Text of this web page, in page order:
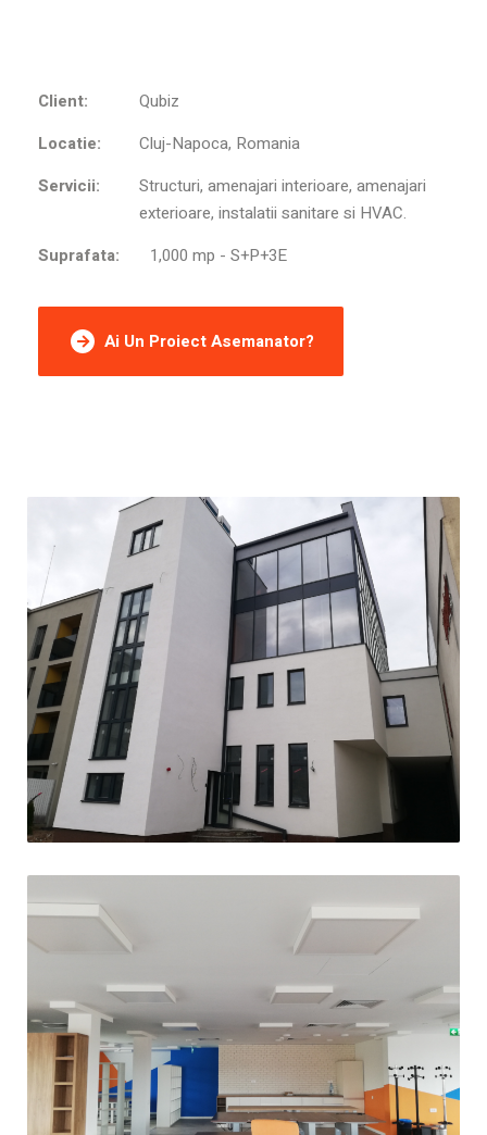
Client:
Qubiz
Locatie:
Cluj-Napoca, Romania
Servicii:
Structuri, amenajari interioare, amenajari
exterioare, instalatii sanitare si HVAC.
Suprafata:
1,000 mp - S+P+3E
Ai Un Proiect Asemanator?